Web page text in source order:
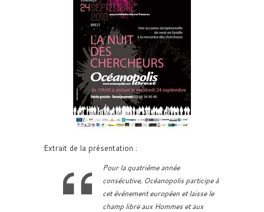
Extrait de la présentation :
Pour la quatrième année
consécutive, Océanopolis participe à
cet événement européen et laisse le
champ libre aux Hommes et aux